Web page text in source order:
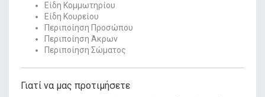
Είδη Κομμωτηρίου
Είδη Κουρείου
Περιποίηση Προσώπου
Περιποίηση Άκρων
Περιποίηση Σώματος
Γιατί να μας προτιμήσετε